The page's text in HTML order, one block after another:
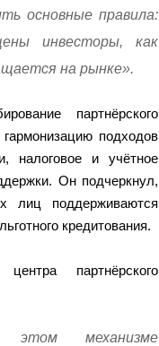
основные правила:
инвесторы, как
на рынке».
партнёрского
подходов
налоговое и учётное
Он подчеркнул,
лиц поддерживаются
кредитования.
партнёрского
этом механизме